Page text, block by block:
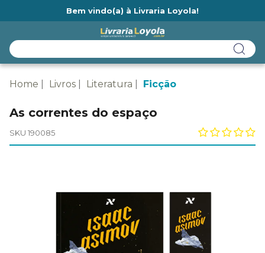
Bem vindo(a) à Livraria Loyola!
Home Livros Literatura Ficção
As correntes do espaço
SKU 190085